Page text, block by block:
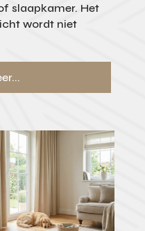
slaapkamer. Het
wordt niet